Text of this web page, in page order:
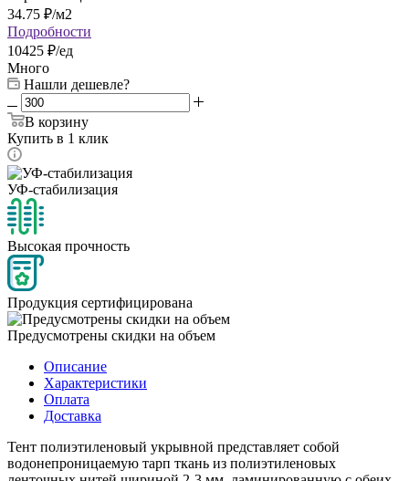
34.75 ₽/м2
Подробности
10425 ₽/ед
Много
Нашли дешевле?
В корзину
Купить в 1 клик
УФ-стабилизация
Высокая прочность
Продукция сертифицирована
Предусмотрены скидки на объем
Описание
Характеристики
Оплата
Доставка
Тент полиэтиленовый укрывной представляет собой
водонепроницаемую тарп ткань из полиэтиленовых